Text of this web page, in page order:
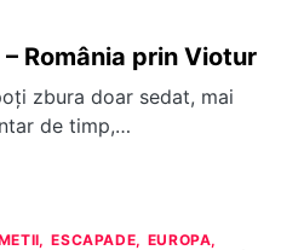
România prin Viotur
zbura doar sedat, mai
de timp,…
ESCAPADE
EUROPA